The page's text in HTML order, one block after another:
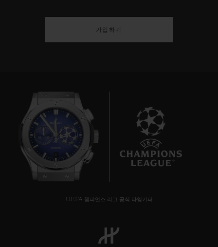
가입하기
UEFA 챔피언스 리그 공식 타임키퍼